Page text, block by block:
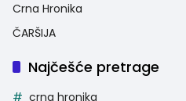
Crna Hronika
ČARŠIJA
Najčešće pretrage
crna hronika